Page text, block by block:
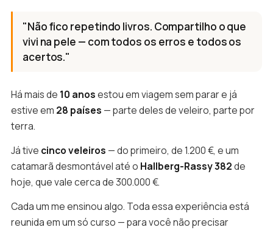
"Não fico repetindo livros. Compartilho o que
vivi na pele — com todos os erros e todos os
acertos."
Há mais de 10 anosestou em viagem sem parar e já
estive em 28 países — parte deles de veleiro, parte por
terra.
Já tive cinco veleiros — do primeiro, de 1.200 €, e um
catamarã desmontável até o Hallberg-Rassy 382de
hoje, que vale cerca de 300.000 €.
Cada um me ensinou algo. Toda essa experiência está
reunida em um só curso — para você não precisar